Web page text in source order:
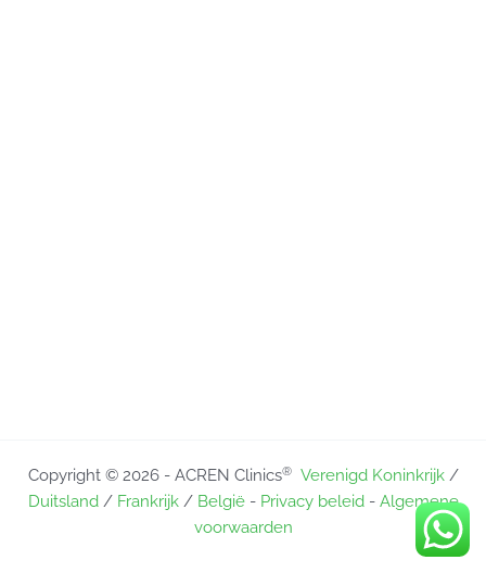
Copyright © 2026 - ACREN Clinics® Verenigd Koninkrijk/
Duitsland/ Frankrijk/ België- Privacy beleid- Algemene
voorwaarden